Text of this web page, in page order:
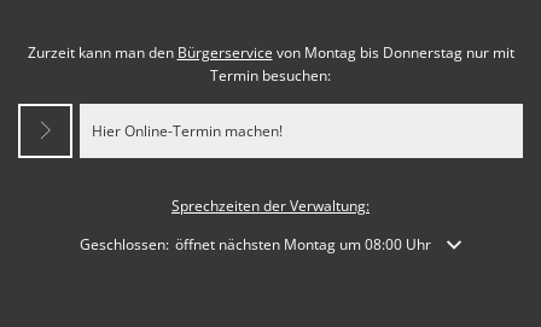
Zurzeit kann man den Bürgerservice von Montag bis Donnerstag nur mit
Termin besuchen:
Hier Online-Termin machen!
Sprechzeiten der Verwaltung:
Klicken, um weitere Öffnungs- oder Schließzeiten auszublenden
Geschlossen: öffnet nächsten Montag um 08:00 Uhr